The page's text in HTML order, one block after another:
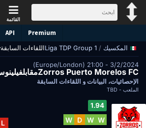
القائمة
API Premium
المكسيك /
Liga TDP Group 1اللقاءات السابقة
3/2/2024 - 21:00 (Europe/London)
Zorros Puerto Morelos FCمقابلفيلينوس 48
الإحصائيات، البيانات و اللقاءات السابقة
الملعب - TBD
1.94
W
W
D
W
L